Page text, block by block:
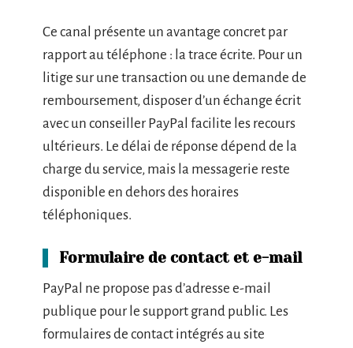
Ce canal présente un avantage concret par
rapport au téléphone : la trace écrite. Pour un
litige sur une transaction ou une demande de
remboursement, disposer d’un échange écrit
avec un conseiller PayPal facilite les recours
ultérieurs. Le délai de réponse dépend de la
charge du service, mais la messagerie reste
disponible en dehors des horaires
téléphoniques.
Formulaire de contact et e-mail
PayPal ne propose pas d’adresse e-mail
publique pour le support grand public. Les
formulaires de contact intégrés au site